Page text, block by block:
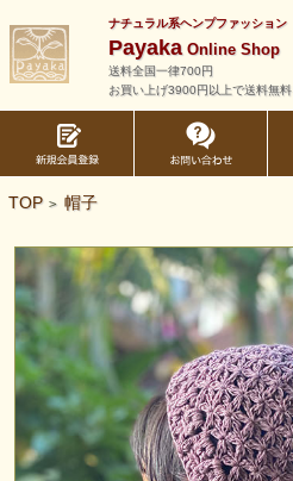
ナチュラル系ヘンプファッション
PayakaOnline Shop
送料全国一律700円
お買い上げ3900円以上で送料無料
TOP > 帽子